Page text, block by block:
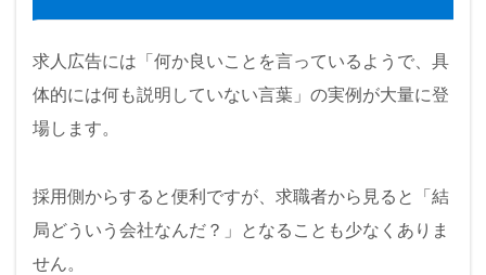
求人広告には「何か良いことを言っているようで、具
体的には何も説明していない言葉」の実例が大量に登
場します。
採用側からすると便利ですが、求職者から見ると「結
局どういう会社なんだ？」となることも少なくありま
せん。